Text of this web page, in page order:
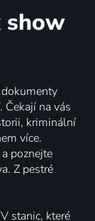
show
na vás
kriminální
více.
poznejte
Z pestré
stanic, které